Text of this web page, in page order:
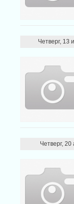
Четверг, 13
Четверг,